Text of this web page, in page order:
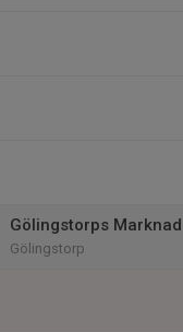
Gölingstorps Marknad
Gölingstorp